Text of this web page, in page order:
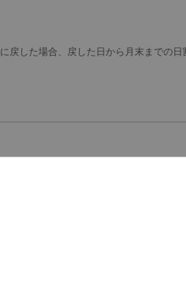
した場合、戻した日から月末までの